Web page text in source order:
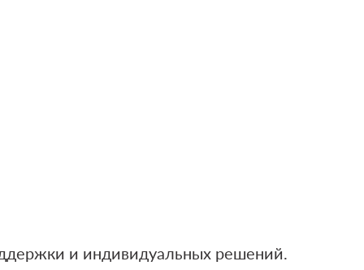
и индивидуальных решений.